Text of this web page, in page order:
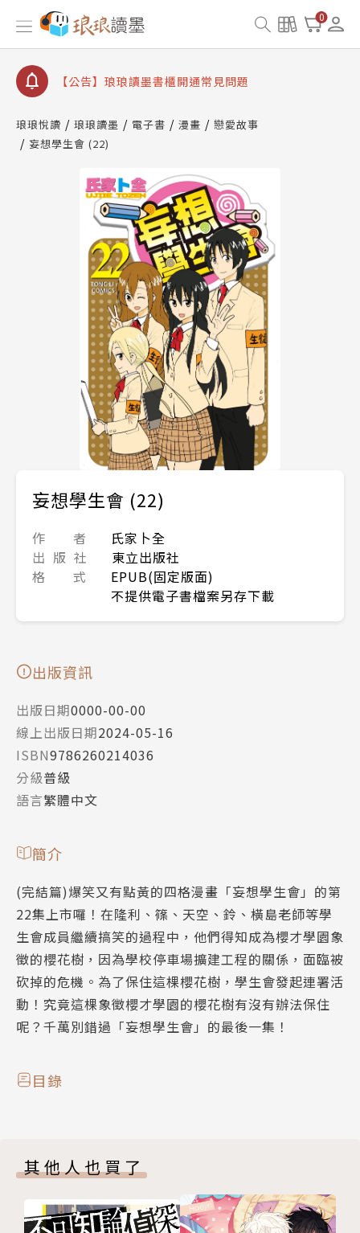
0
【公告】琅琅書店服務升級重要說明及資產合併結果
查詢
【公告】琅琅讀墨數位閱讀資產合併與書櫃開通申請
【公告】琅琅讀墨書櫃開通常見問題
請圖文教學
【公告】琅琅書店服務升級重要說明及資產合併結果
查詢
【公告】琅琅讀墨數位閱讀資產合併與書櫃開通申請
琅琅悅讀 琅琅讀墨 電子書 漫畫
戀愛故事
妄想學生會 (22)
妄想學生會 (22)
作 者
氏家卜全
出 版 社
東立出版社
格 式
EPUB(固定版面)
不提供電子書檔案另存下載
出版資訊
出版日期0000-00-00
線上出版日期2024-05-16
ISBN9786260214036
分級普級
語言繁體中文
簡介
(完結篇)爆笑又有點黃的四格漫畫「妄想學生會」的第
22集上市囉！在隆利、篠、天空、鈴、橫島老師等學
生會成員繼續搞笑的過程中，他們得知成為櫻才學園象
徵的櫻花樹，因為學校停車場擴建工程的關係，面臨被
砍掉的危機。為了保住這棵櫻花樹，學生會發起連署活
動！究竟這棵象徵櫻才學園的櫻花樹有沒有辦法保住
呢？千萬別錯過「妄想學生會」的最後一集！
目錄
其他人也買了